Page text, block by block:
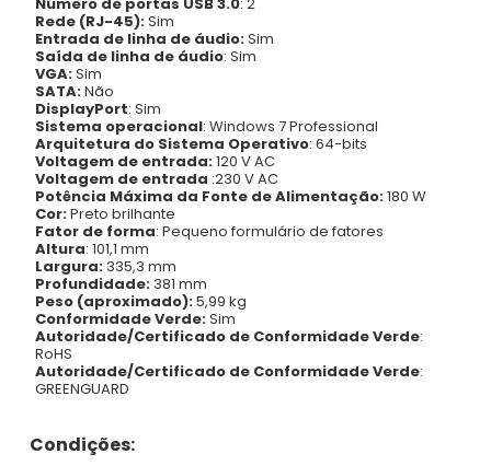
Rede (RJ-45):Sim
Entrada de linha de áudio:Sim
Saída de linha de áudio: Sim
VGA:Sim
SATA:Não
DisplayPort: Sim
Sistema operacional: Windows 7 Professional
Arquitetura do Sistema Operativo: 64-bits
Voltagem de entrada:120 V AC
Voltagem de entrada :230 V AC
Potência Máxima da Fonte de Alimentação:180 W
Cor:Preto brilhante
Fator de forma: Pequeno formulário de fatores
Altura: 101,1 mm
Largura: 335,3 mm
Profundidade: 381 mm
Peso (aproximado):5,99 kg
Conformidade Verde:Sim
Autoridade/Certificado de Conformidade Verde:
RoHS
Autoridade/Certificado de Conformidade Verde:
GREENGUARD
Condições: